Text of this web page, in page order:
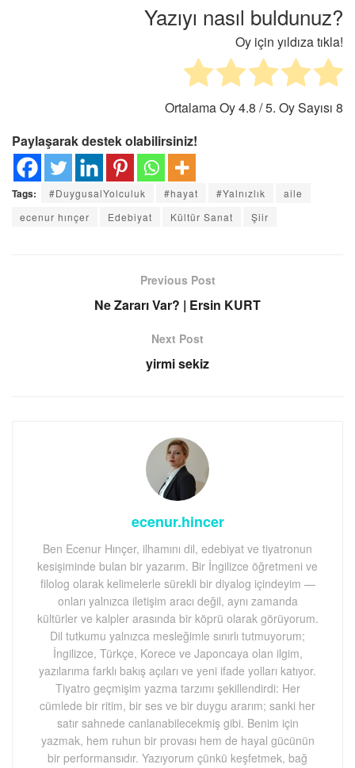
Yazıyı nasıl buldunuz?
Oy için yıldıza tıkla!
Ortalama Oy4.8 / 5. Oy Sayısı 8
Paylaşarak destek olabilirsiniz!
Tags: #DuygusalYolculuk #hayat #Yalnızlık
aile
ecenur hınçer
Edebiyat Kültür Sanat Şiir
Previous Post
Ne Zararı Var? | Ersin KURT
Next Post
yirmi sekiz
ecenur.hincer
Ben Ecenur Hınçer, ilhamını dil, edebiyat ve tiyatronun
kesişiminde bulan bir yazarım. Bir İngilizce öğretmeni ve
filolog olarak kelimelerle sürekli bir diyalog içindeyim —
onları yalnızca iletişim aracı değil, aynı zamanda
kültürler ve kalpler arasında bir köprü olarak görüyorum.
Dil tutkumu yalnızca mesleğimle sınırlı tutmuyorum;
İngilizce, Türkçe, Korece ve Japoncaya olan ilgim,
yazılarıma farklı bakış açıları ve yeni ifade yolları katıyor.
Tiyatro geçmişim yazma tarzımı şekillendirdi: Her
cümlede bir ritim, bir ses ve bir duygu ararım; sanki her
satır sahnede canlanabilecekmiş gibi. Benim için
yazmak, hem ruhun bir provası hem de hayal gücünün
bir performansıdır. Yazıyorum çünkü keşfetmek, bağ